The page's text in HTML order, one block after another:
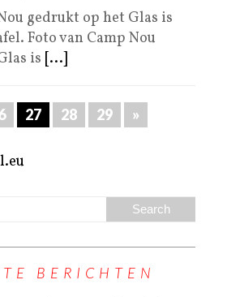
gedrukt op het Glas is
Foto van Camp Nou
is [...]
27 28 29 »
BERICHTEN